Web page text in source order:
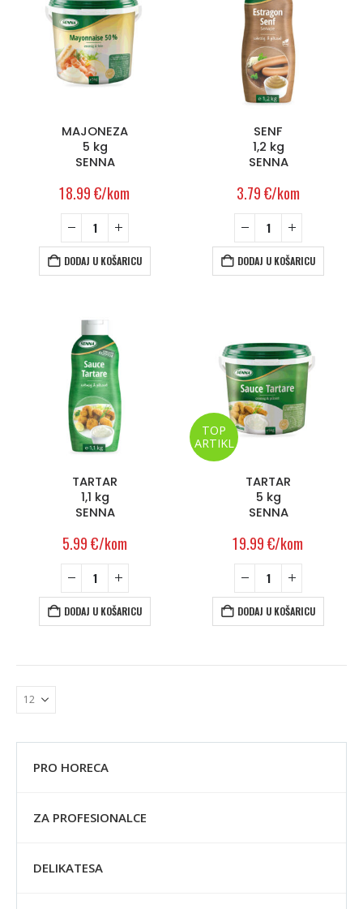
MAJONEZA
5 kg
SENNA
18.99€/kom
DODAJ U KOŠARICU
SENF
1,2 kg
SENNA
3.79€/kom
DODAJ U KOŠARICU
TARTAR
1,1 kg
SENNA
5.99€/kom
DODAJ U KOŠARICU
TOP
ARTIKL
TARTAR
5 kg
SENNA
19.99€/kom
DODAJ U KOŠARICU
PRO HORECA
ZA PROFESIONALCE
DELIKATESA